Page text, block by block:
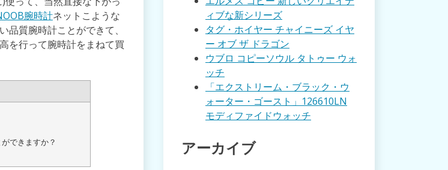
腕時計ネットこような
質腕時計ことができて、
を行って腕時計をまねて買
できますか？
ィブな新シリーズ
タグ・ホイヤー チャイニーズ イヤ
ー オブ ザ ドラゴン
ウブロ コピーソウル タトゥー ウォ
ッチ
「エクストリーム・ブラック・ウ
ォーター・ゴースト」126610LN
モディファイドウォッチ
アーカイブ